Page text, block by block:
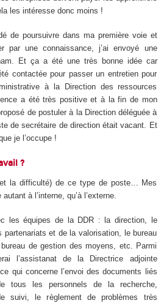
les intéresse donc moins !
de poursuivre dans ma première voie et
par une connaissance, j’ai envoyé une
Et ça a été une très bonne idée car
contactée pour passer un entretien pour
à la Direction des ressources
a été très positive et à la fin de mon
de postuler à la Direction déléguée à
de secrétaire de direction était vacant. Et
je l’occupe !
?
la difficulté) de ce type de poste… Mes
à l’interne, qu’à l’externe.
les équipes de la DDR : la direction, le
partenariats et de la valorisation, le bureau
de gestion des moyens, etc. Parmi
l’assistanat de la Directrice adjointe
qui concerne l’envoi des documents liés
tous les personnels de la recherche,
suivi, le règlement de problèmes très